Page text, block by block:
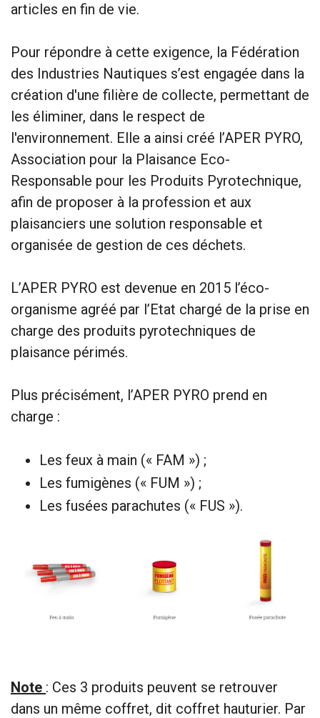
articles en fin de vie.
Pour répondre à cette exigence, la Fédération
des Industries Nautiques s’est engagée dans la
création d'une filière de collecte, permettant de
les éliminer, dans le respect de
l'environnement. Elle a ainsi créé l’APER PYRO,
Association pour la Plaisance Eco-
Responsable pour les Produits Pyrotechnique,
afin de proposer à la profession et aux
plaisanciers une solution responsable et
organisée de gestion de ces déchets.
L’APER PYRO est devenue en 2015 l’éco-
organisme agréé par l’Etat chargé de la prise en
charge des produits pyrotechniques de
plaisance périmés.
Plus précisément, l’APER PYRO prend en
charge :
Les feux à main (« FAM ») ;
Les fumigènes (« FUM ») ;
Les fusées parachutes (« FUS »).
Note : Ces 3 produits peuvent se retrouver
dans un même coffret, dit coffret hauturier. Par